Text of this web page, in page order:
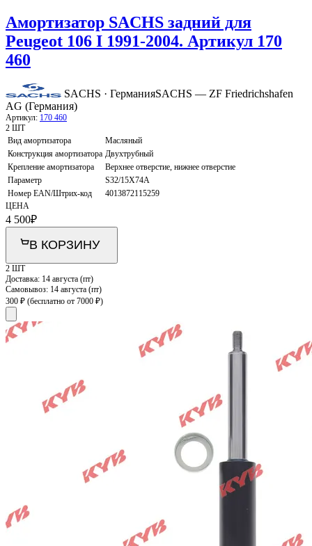
Амортизатор SACHS задний для
Peugeot 106 I 1991-2004. Артикул 170
460
SACHS · ГерманияSACHS — ZF Friedrichshafen
AG (Германия)
Артикул: 170 460
2 ШТ
Вид амортизатора
Масляный
Конструкция амортизатора Двухтрубный
Крепление амортизатора
Верхнее отверстие, нижнее отверстие
Параметр
S32/15X74A
Номер EAN/Штрих-код
4013872115259
ЦЕНА
4 500₽
В КОРЗИНУ
2 ШТ
Доставка: 14 августа (пт)
Самовывоз: 14 августа (пт)
300 ₽ (бесплатно от 7000 ₽)